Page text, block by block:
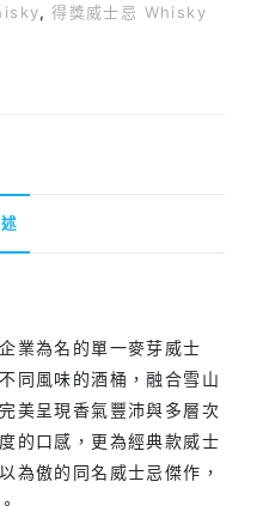
,得獎威士忌 Whisky
業為名的單一麥芽威士
同風味的酒桶，融合雪山
美呈現香氣豐沛與多層次
的口感，更為經典款威士
為傲的同名威士忌傑作，